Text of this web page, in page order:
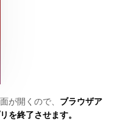
が開くので、 ブラウザア
を終了させます。